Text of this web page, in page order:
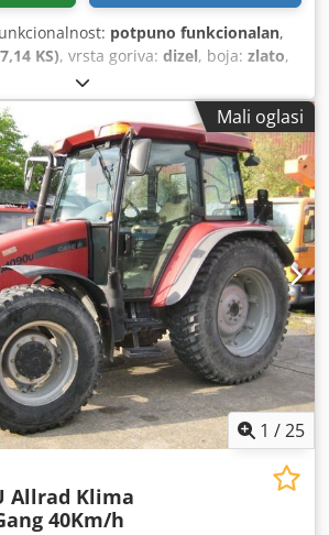
potpuno funkcionalan,
KS), vrsta goriva: dizel, boja: zlato,
, Godina proizvodnje:
centralizirani sustav za
klima uređaj, Case 821C utovarivač
Uxt Sefx Anwea Godina proizvodnje:
145 kW cca 18.000 kg Klima uređaj
Gume 23,5R25
Mali oglasi
1 /25
Allrad Klima
40Km/h